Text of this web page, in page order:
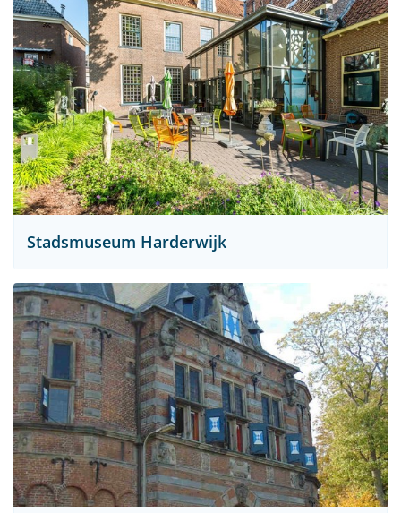
Stadsmuseum Harderwijk